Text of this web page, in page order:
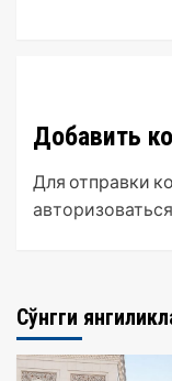
Добавить
Для отправки
авторизоваться
Сўнгги